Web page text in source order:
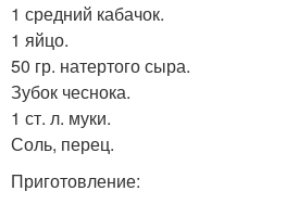
1 средний кабачок.
1 яйцо.
50 гр. натертого сыра.
Зубок чеснока.
1 ст. л. муки.
Соль, перец.
Приготовление: